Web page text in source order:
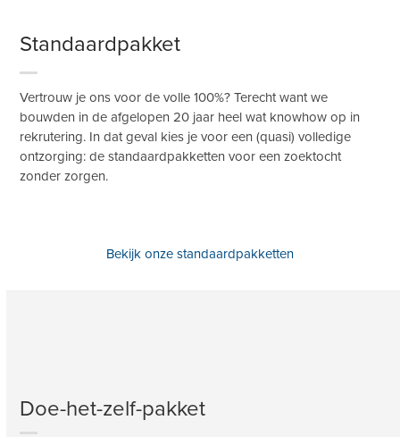
slide
Standaardpakket
Vertrouw je ons voor de volle 100%? Terecht want we
bouwden in de afgelopen 20 jaar heel wat knowhow op in
rekrutering. In dat geval kies je voor een (quasi) volledige
ontzorging: de standaardpakketten voor een zoektocht
zonder zorgen.
Bekijk onze standaardpakketten
Doe-het-zelf-pakket